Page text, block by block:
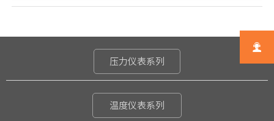
压力仪表系列
温度仪表系列
